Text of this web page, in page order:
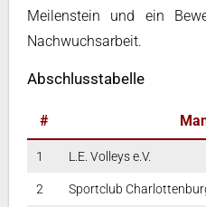
Meilenstein und ein
Nachwuchsarbeit.
Abschlusstabelle
#
1 L.E. Volleys e.V.
2 Sportclub